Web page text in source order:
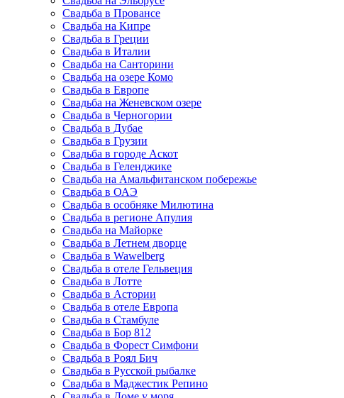
Свадьба в Провансе
Свадьба на Кипре
Свадьба в Греции
Свадьба в Италии
Свадьба на Санторини
Свадьба на озере Комо
Свадьба в Европе
Свадьба на Женевском озере
Свадьба в Черногории
Свадьба в Дубае
Свадьба в Грузии
Свадьба в городе Аскот
Свадьба в Геленджике
Свадьба на Амальфитанском побережье
Свадьба в ОАЭ
Свадьба в особняке Милютина
Свадьба в регионе Апулия
Свадьба на Майорке
Свадьба в Летнем дворце
Свадьба в Wawelberg
Свадьба в отеле Гельвеция
Свадьба в Лотте
Свадьба в Астории
Свадьба в отеле Европа
Свадьба в Стамбуле
Свадьба в Бор 812
Свадьба в Форест Симфони
Свадьба в Роял Бич
Свадьба в Русской рыбалке
Свадьба в Маджестик Репино